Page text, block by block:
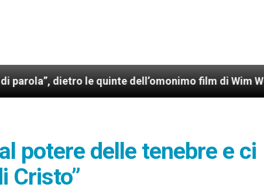
le quinte dell’omonimo film di Wim Wenders
potere delle tenebre e ci
Cristo”